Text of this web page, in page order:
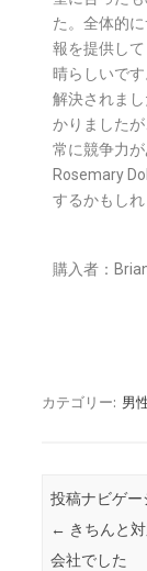
た。全体的
報を提供し
晴らしいで
解決されま
かりました
常に競争力
Rosemary
するかもしれ
購入者：
カテゴリー: 男
投稿ナビゲー
← きちんと
会社でした